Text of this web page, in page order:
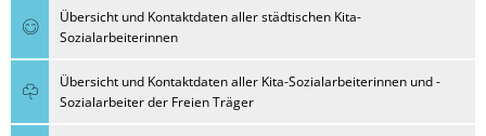
Übersicht und Kontaktdaten aller städtischen Kita-
Sozialarbeiterinnen
Übersicht und Kontaktdaten aller Kita-Sozialarbeiterinnen und -
Sozialarbeiter der Freien Träger